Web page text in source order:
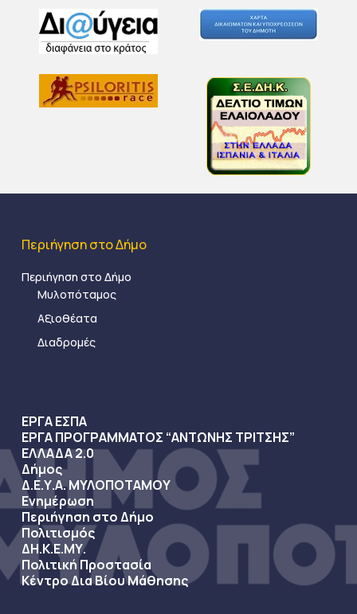
Περιήγηση στο Δήμο
Περιήγηση στο Δήμο
Μυλοπόταμος
Αξιοθέατα
Διαδρομές
ΕΡΓΑ ΕΣΠΑ
ΕΡΓΑ ΠΡΟΓΡΑΜΜΑΤΟΣ “ΑΝΤΩΝΗΣ ΤΡΙΤΣΗΣ”
ΕΛΛΑΔΑ 2.0
Δήμος
Δ.Ε.Υ.Α. ΜΥΛΟΠΟΤΑΜΟΥ
Ενημέρωση
Περιήγηση στο Δήμο
Πολιτισμός
ΔΗ.Κ.Ε.ΜΥ.
Πολιτική Προστασία
Κέντρο Δια Βίου Μάθησης